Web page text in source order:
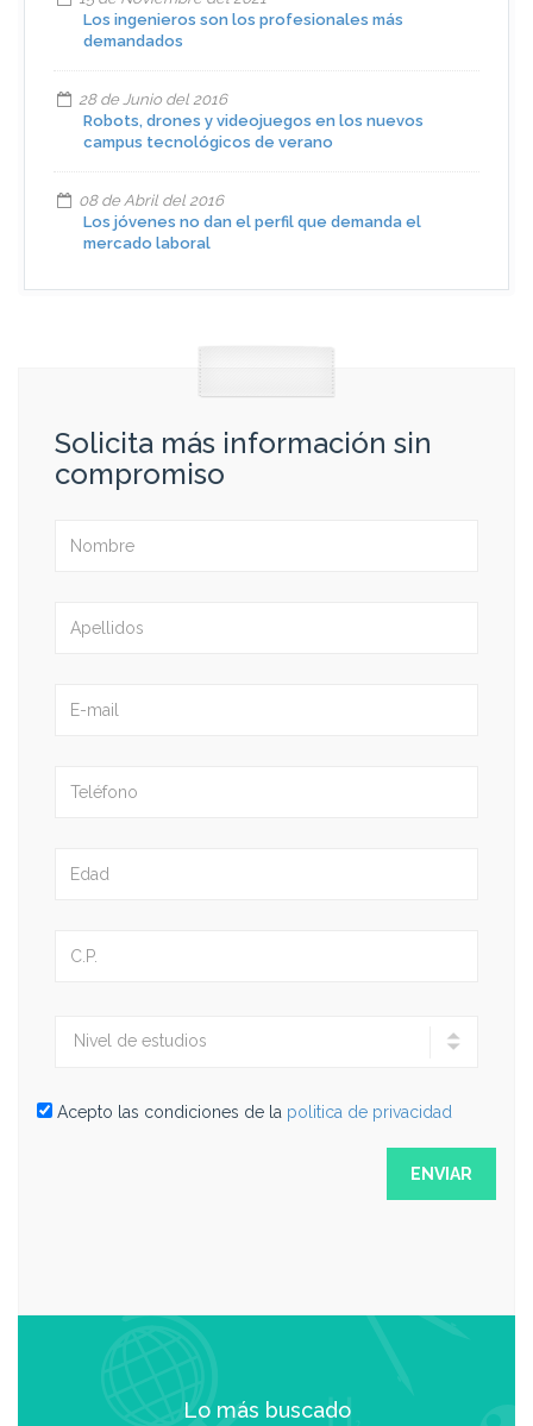
Los ingenieros son los profesionales más
demandados
28 de Junio del 2016
Robots, drones y videojuegos en los nuevos
campus tecnológicos de verano
08 de Abril del 2016
Los jóvenes no dan el perfil que demanda el
mercado laboral
Solicita más información sin
compromiso
Acepto las condiciones de la politica de privacidad
Lo más buscado